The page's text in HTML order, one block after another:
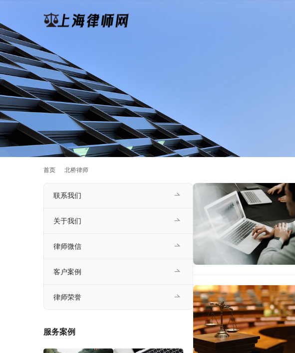
首页 北桥律师
联系我们
关于我们
律师微信
客户案例
律师荣誉
服务案例